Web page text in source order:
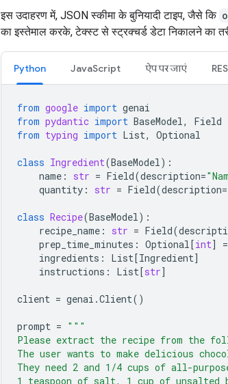
इस उदाहरण में, JSON स्कीमा के बुनियादी टाइप, जैसे कि
का इस्तेमाल करके, टेक्स्ट से स्ट्रक्चर्ड डेटा निकालने का
Python JavaScript ऐप पर जाएं
from google import genai
from pydantic import BaseModel,
Field
from typing import List, Optional
class Ingredient(BaseModel):
name : str = Field(description=
quantity : str = Field(description=
class Recipe(BaseModel):
recipe_name : str = Field(
prep_time_minutes : Optional[int] =
ingredients : List[Ingredient]
instructions : List[str]
client = genai .Client()
prompt = """
Please extract the recipe from the
The user wants to make delicious
They need 2 and 1/4 cups of all-
1 teaspoon of salt, 1 cup of unsalted